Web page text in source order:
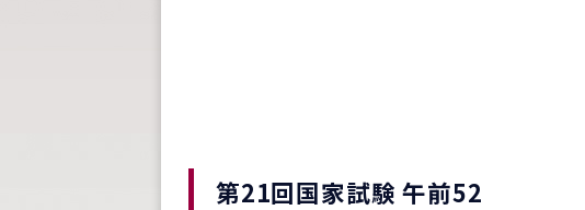
第21回国家試験 午前52